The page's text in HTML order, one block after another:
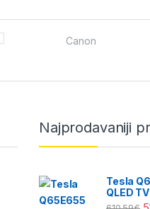
Najprodavaniji
Tesla
QLED